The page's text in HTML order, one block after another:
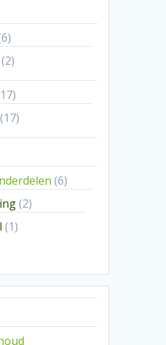
66
producten
22
producten
1717
producten
1717
producten
66
22
11